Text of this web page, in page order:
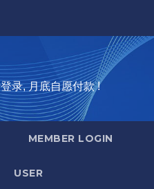
录, 月底自愿付款 !
MEMBER LOGIN
USER